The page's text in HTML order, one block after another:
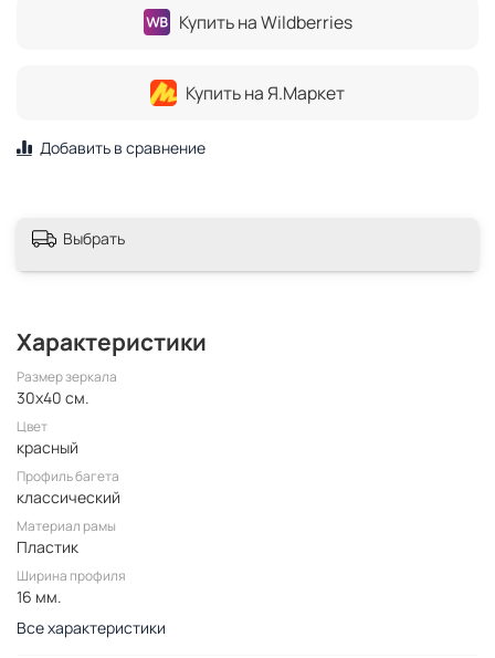
Купить на Wildberries
Купить на Я.Маркет
Добавить в сравнение
Выбрать
Характеристики
Размер зеркала
30x40 см.
Цвет
красный
Профиль багета
классический
Материал рамы
Пластик
Ширина профиля
16 мм.
Все характеристики